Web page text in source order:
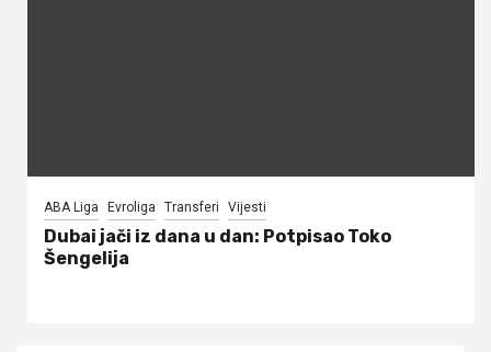
ABA Liga Evroliga Transferi Vijesti
Dubai jači iz dana u dan: Potpisao Toko
Šengelija